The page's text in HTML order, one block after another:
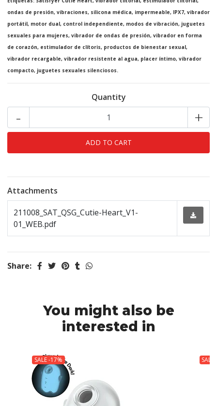
ondas de presión, vibraciones, silicona médica, impermeable, IPX7, vibrador
portátil, motor dual, control independiente, modos de vibración, juguetes
sexuales para mujeres, vibrador de ondas de presión, vibrador en forma
de corazón, estimulador de clítoris, productos de bienestar sexual,
vibrador recargable, vibrador resistente al agua, placer íntimo, vibrador
compacto, juguetes sexuales silenciosos.
Quantity
- +
Attachments
211008_SAT_QSG_Cutie-Heart_V1-
01_WEB.pdf
Share:
You might also be
interested in
SALE -17%